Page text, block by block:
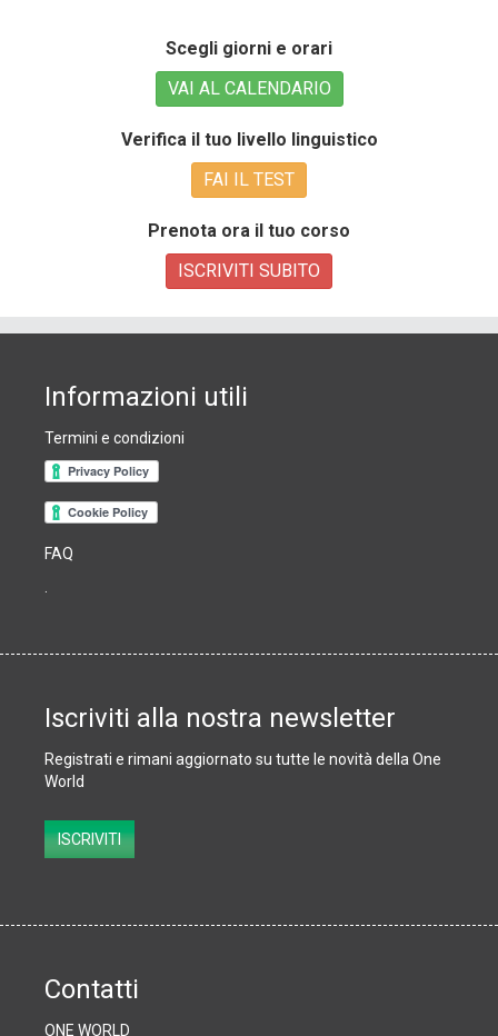
Scegli giorni e orari
VAI AL CALENDARIO
Verifica il tuo livello linguistico
FAI IL TEST
Prenota ora il tuo corso
ISCRIVITI SUBITO
Informazioni utili
Termini e condizioni
FAQ
Iscriviti alla nostra newsletter
Registrati e rimani aggiornato su tutte le novità della One
World
ISCRIVITI
Contatti
ONE WORLD